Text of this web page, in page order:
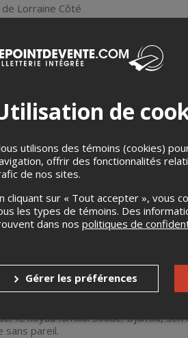
Lorraine Côté
Aude Seppey, Israël Gamache
d’un immobilisme obsédant,
meilleurs choix et de la meilleure
oppression normative du FOMO
faire taire les discours intrusifs
// Matière textuelle vouée à
Tremblay et Ariane Voineau.
Cloutier Tremblay
Gabriel Cloutier Tremblay et Ariane
Érika Gagnon, Catherine Desjardins
d’une famille immigrante algérienne,
est hantée par la trahison que
le noyau familial soudé. Djamila,
sans pareil.
de
utilisons des témoins (cookies)
offrir des fonctionnalités
de nos sites.
cliquant sur « Tout accepter », vous
les types de témoins. Des
dans nos politiques de
Gérer les préférences